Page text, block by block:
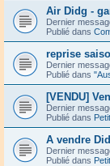
Air Didg -
Dernier
Publié dans
reprise
Dernier
Publié dans
[VENDU]
Dernier
Publié dans
A vendre
Dernier
Publié dans